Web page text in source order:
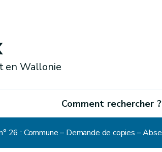
en Wallonie
Comment rechercher ?